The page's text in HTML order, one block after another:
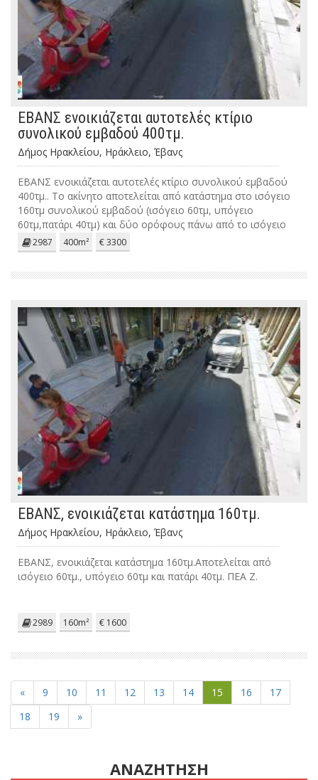
ΕΒΑΝΣ ενοικιάζεται αυτοτελές κτίριο
συνολικού εμβαδού 400τμ.
Δήμος Ηρακλείου, Ηράκλειο, Έβανς
ΕΒΑΝΣ ενοικιάζεται αυτοτελές κτίριο συνολικού εμβαδού
400τμ.. Το ακίνητο αποτελείται από κατάστημα στο ισόγειο
160τμ συνολικού εμβαδού (ισόγειο 60τμ, υπόγειο
60τμ,πατάρι 40τμ) και δύο ορόφους πάνω από το ισόγειο
120τμ έκαστος. .Διατίθεται και χωριστά . Κατάστημα 1800€
και 2000€ οι δύο όροφοι. ΠΕΑ. Ζ
2987 400m² € 3300
ΕΒΑΝΣ, ενοικιάζεται κατάστημα 160τμ.
Δήμος Ηρακλείου, Ηράκλειο, Έβανς
ΕΒΑΝΣ, ενοικιάζεται κατάστημα 160τμ.Αποτελείται από
ισόγειο 60τμ., υπόγειο 60τμ και πατάρι 40τμ. ΠΕΑ Ζ.
2989 160m² € 1600
« 9 10 11 12 13 14 15 16
17
18
19 »
ΑΝΑΖΗΤΗΣΗ